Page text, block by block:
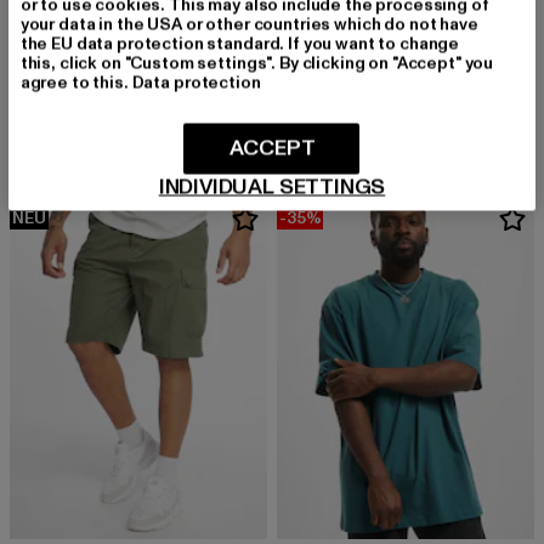
URBAN CLASSICS
Heavy Oversized
Derzeitiger Preis: 15,99 EURAktionspreis: 22,99 EUR
URBAN CLASSICS
Heavy Oversized
NEU -35%
or to use cookies. This may also include the processing of
your data in the USA or other countries which do not have
the EU data protection standard. If you want to change
this, click on "Custom settings". By clicking on "Accept" you
agree to this. Data protection
INDIVIDUAL SETTINGS
ACCEPT